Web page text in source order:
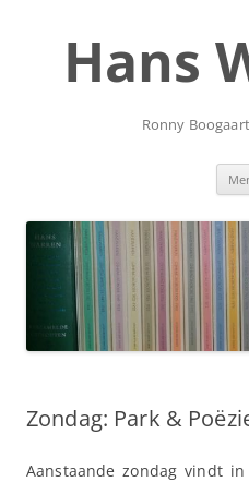
inhoudHans
Ronny
Zondag: Park &
Aanstaande zondag vindt